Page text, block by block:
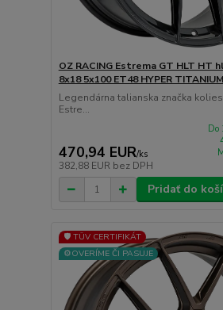
OZ RACING Estrema GT HLT HT
8x18 5x100 ET48 HYPER TITANIUM
Legendárna talianska značka kolies
Estre...
470,94 EUR/ks
382,88 EUR bez DPH
Do
Pridať do
🛡️ TÜV CERTIFIKÁT
⚙️OVERÍME ČI PASUJE